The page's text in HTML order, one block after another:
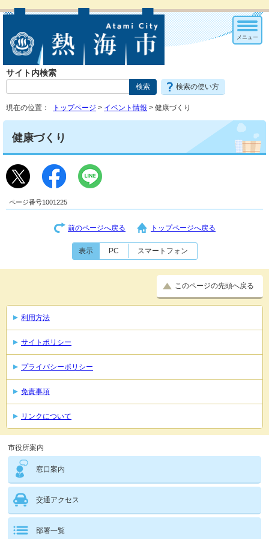
サイト内検索
検索の使い方
メニュー
現在の位置： トップページ > イベント情報 > 健康づくり
健康づくり
ページ番号1001225
前のページへ戻る トップページへ戻る
表示 PC スマートフォン
このページの先頭へ戻る
利用方法
サイトポリシー
プライバシーポリシー
免責事項
リンクについて
市役所案内
窓口案内
交通アクセス
部署一覧